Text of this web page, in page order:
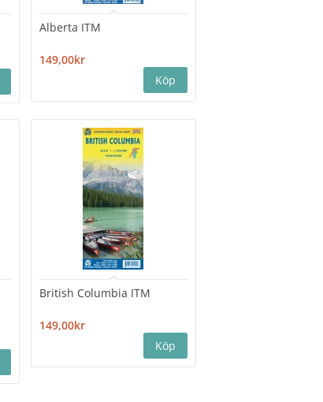
Alberta ITM
149,00kr
British Columbia ITM
149,00kr